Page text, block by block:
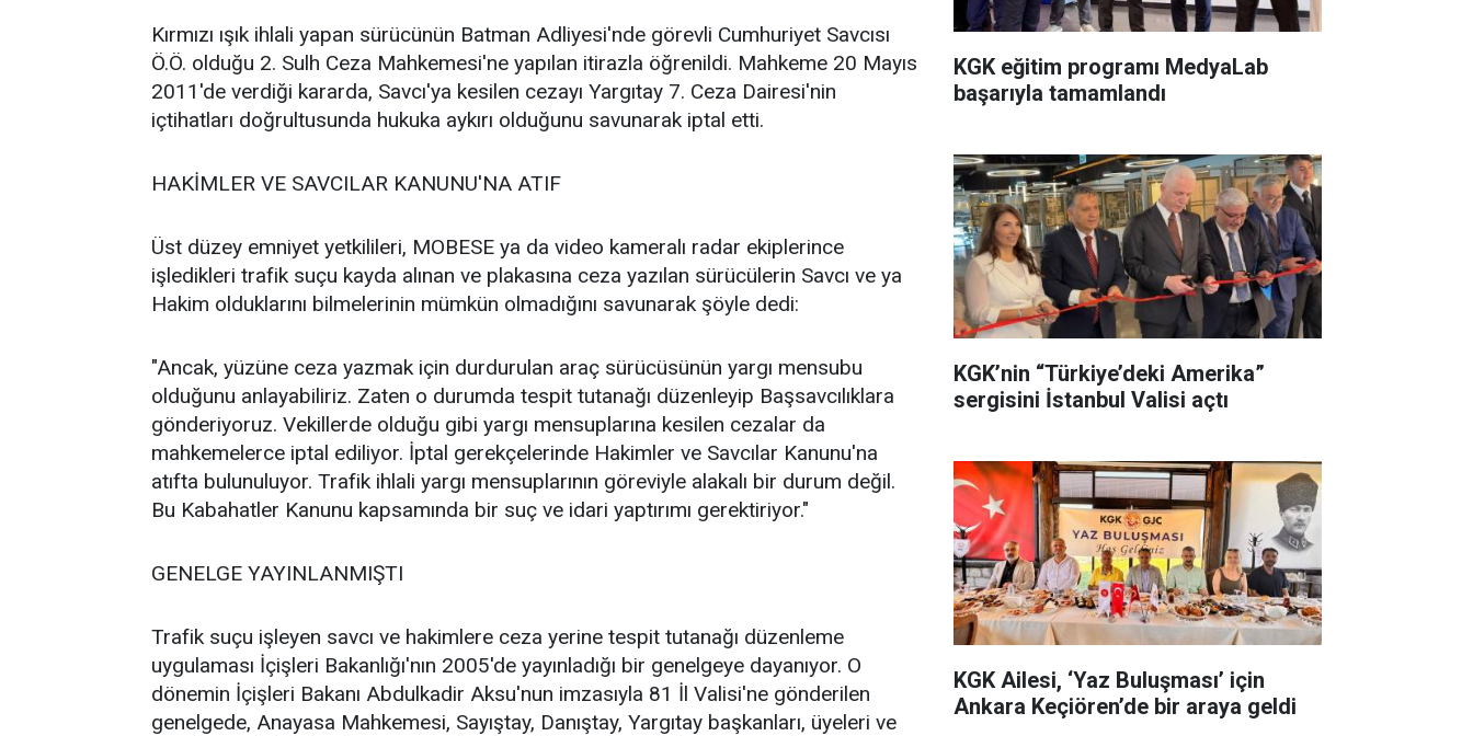
Kırmızı ışık ihlali yapan sürücünün Batman Adliyesi'nde görevli Cumhuriyet Savcısı
Ö.Ö. olduğu 2. Sulh Ceza Mahkemesi'ne yapılan itirazla öğrenildi. Mahkeme 20 Mayıs
2011'de verdiği kararda, Savcı'ya kesilen cezayı Yargıtay 7. Ceza Dairesi'nin
içtihatları doğrultusunda hukuka aykırı olduğunu savunarak iptal etti.
HAKİMLER VE SAVCILAR KANUNU'NA ATIF
Üst düzey emniyet yetkilileri, MOBESE ya da video kameralı radar ekiplerince
işledikleri trafik suçu kayda alınan ve plakasına ceza yazılan sürücülerin Savcı ve ya
Hakim olduklarını bilmelerinin mümkün olmadığını savunarak şöyle dedi:
"Ancak, yüzüne ceza yazmak için durdurulan araç sürücüsünün yargı mensubu
olduğunu anlayabiliriz. Zaten o durumda tespit tutanağı düzenleyip Başsavcılıklara
gönderiyoruz. Vekillerde olduğu gibi yargı mensuplarına kesilen cezalar da
mahkemelerce iptal ediliyor. İptal gerekçelerinde Hakimler ve Savcılar Kanunu'na
atıfta bulunuluyor. Trafik ihlali yargı mensuplarının göreviyle alakalı bir durum değil.
Bu Kabahatler Kanunu kapsamında bir suç ve idari yaptırımı gerektiriyor."
GENELGE YAYINLANMIŞTI
Trafik suçu işleyen savcı ve hakimlere ceza yerine tespit tutanağı düzenleme
uygulaması İçişleri Bakanlığı'nın 2005'de yayınladığı bir genelgeye dayanıyor. O
dönemin İçişleri Bakanı Abdulkadir Aksu'nun imzasıyla 81 İl Valisi'ne gönderilen
genelgede, Anayasa Mahkemesi, Sayıştay, Danıştay, Yargıtay başkanları, üyeleri ve
KGK eğitim programı MedyaLab
başarıyla tamamlandı
KGK’nin “Türkiye’deki Amerika”
sergisini İstanbul Valisi açtı
KGK Ailesi, ‘Yaz Buluşması’ için
Ankara Keçiören’de bir araya geldi